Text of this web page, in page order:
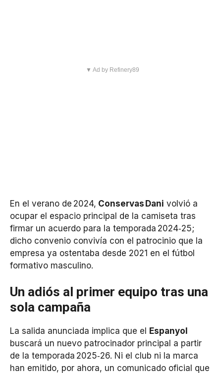
▼ Ad by Refinery89
En el verano de 2024, Conservas Dani volvió a
ocupar el espacio principal de la camiseta tras
firmar un acuerdo para la temporada 2024‑25;
dicho convenio convivía con el patrocinio que la
empresa ya ostentaba desde 2021 en el fútbol
formativo masculino.
Un adiós al primer equipo tras una
sola campaña
La salida anunciada implica que el
Espanyol
buscará un nuevo patrocinador principal a partir
de la temporada 2025‑26. Ni el club ni la marca
han emitido, por ahora, un comunicado oficial que